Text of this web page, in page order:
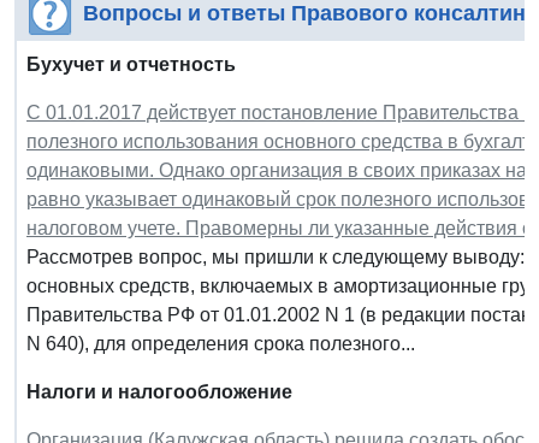
Вопросы и ответы Правового
Бухучет и отчетность
С 01.01.2017 действует постановление Правительства
полезного использования основного средства в
одинаковыми. Однако организация в своих приказах
равно указывает одинаковый срок полезного
налоговом учете. Правомерны ли указанные действия
Рассмотрев вопрос, мы пришли к следующему выводу:
основных средств, включаемых в амортизационные
Правительства РФ от 01.01.2002 N 1 (в редакции
N 640), для определения срока полезного...
Налоги и налогообложение